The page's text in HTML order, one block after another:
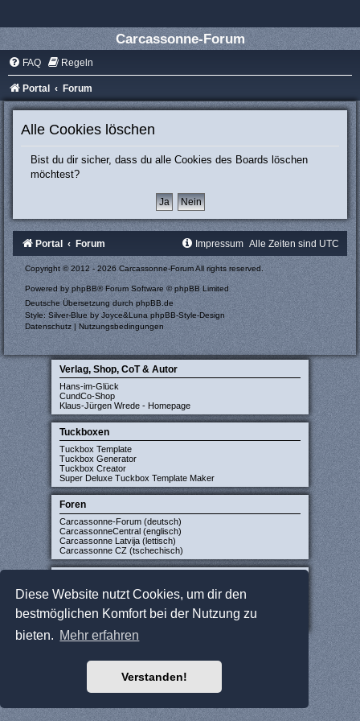
Diese Website nutzt Cookies, um dir den
bestmöglichen Komfort bei der Nutzung zu
bieten. Mehr erfahren
Verstanden!
Carcassonne-Forum
FAQ Regeln
Portal Forum
Alle Cookies löschen
Bist du dir sicher, dass du alle Cookies des Boards löschen
möchtest?
Portal Forum Alle Zeiten sind UTC
Impressum
Copyright © 2012 - 2026 Carcassonne-Forum All rights reserved.
Powered by phpBB® Forum Software © phpBB Limited
Deutsche Übersetzung durch phpBB.de
Style: Silver-Blue by Joyce&Luna phpBB-Style-Design
Datenschutz | Nutzungsbedingungen
Verlag, Shop, CoT & Autor
Hans-im-Glück
CundCo-Shop
Klaus-Jürgen Wrede - Homepage
Tuckboxen
Tuckbox Template
Tuckbox Generator
Tuckbox Creator
Super Deluxe Tuckbox Template Maker
Foren
Carcassonne-Forum (deutsch)
CarcassonneCentral (englisch)
Carcassonne Latvija (lettisch)
Carcassonne CZ (tschechisch)
JCloisterZone
WikiCarpedia
BoardGameGeek